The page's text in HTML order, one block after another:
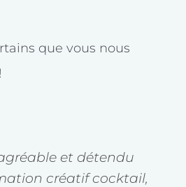
que vous nous
et détendu
créatif cocktail,